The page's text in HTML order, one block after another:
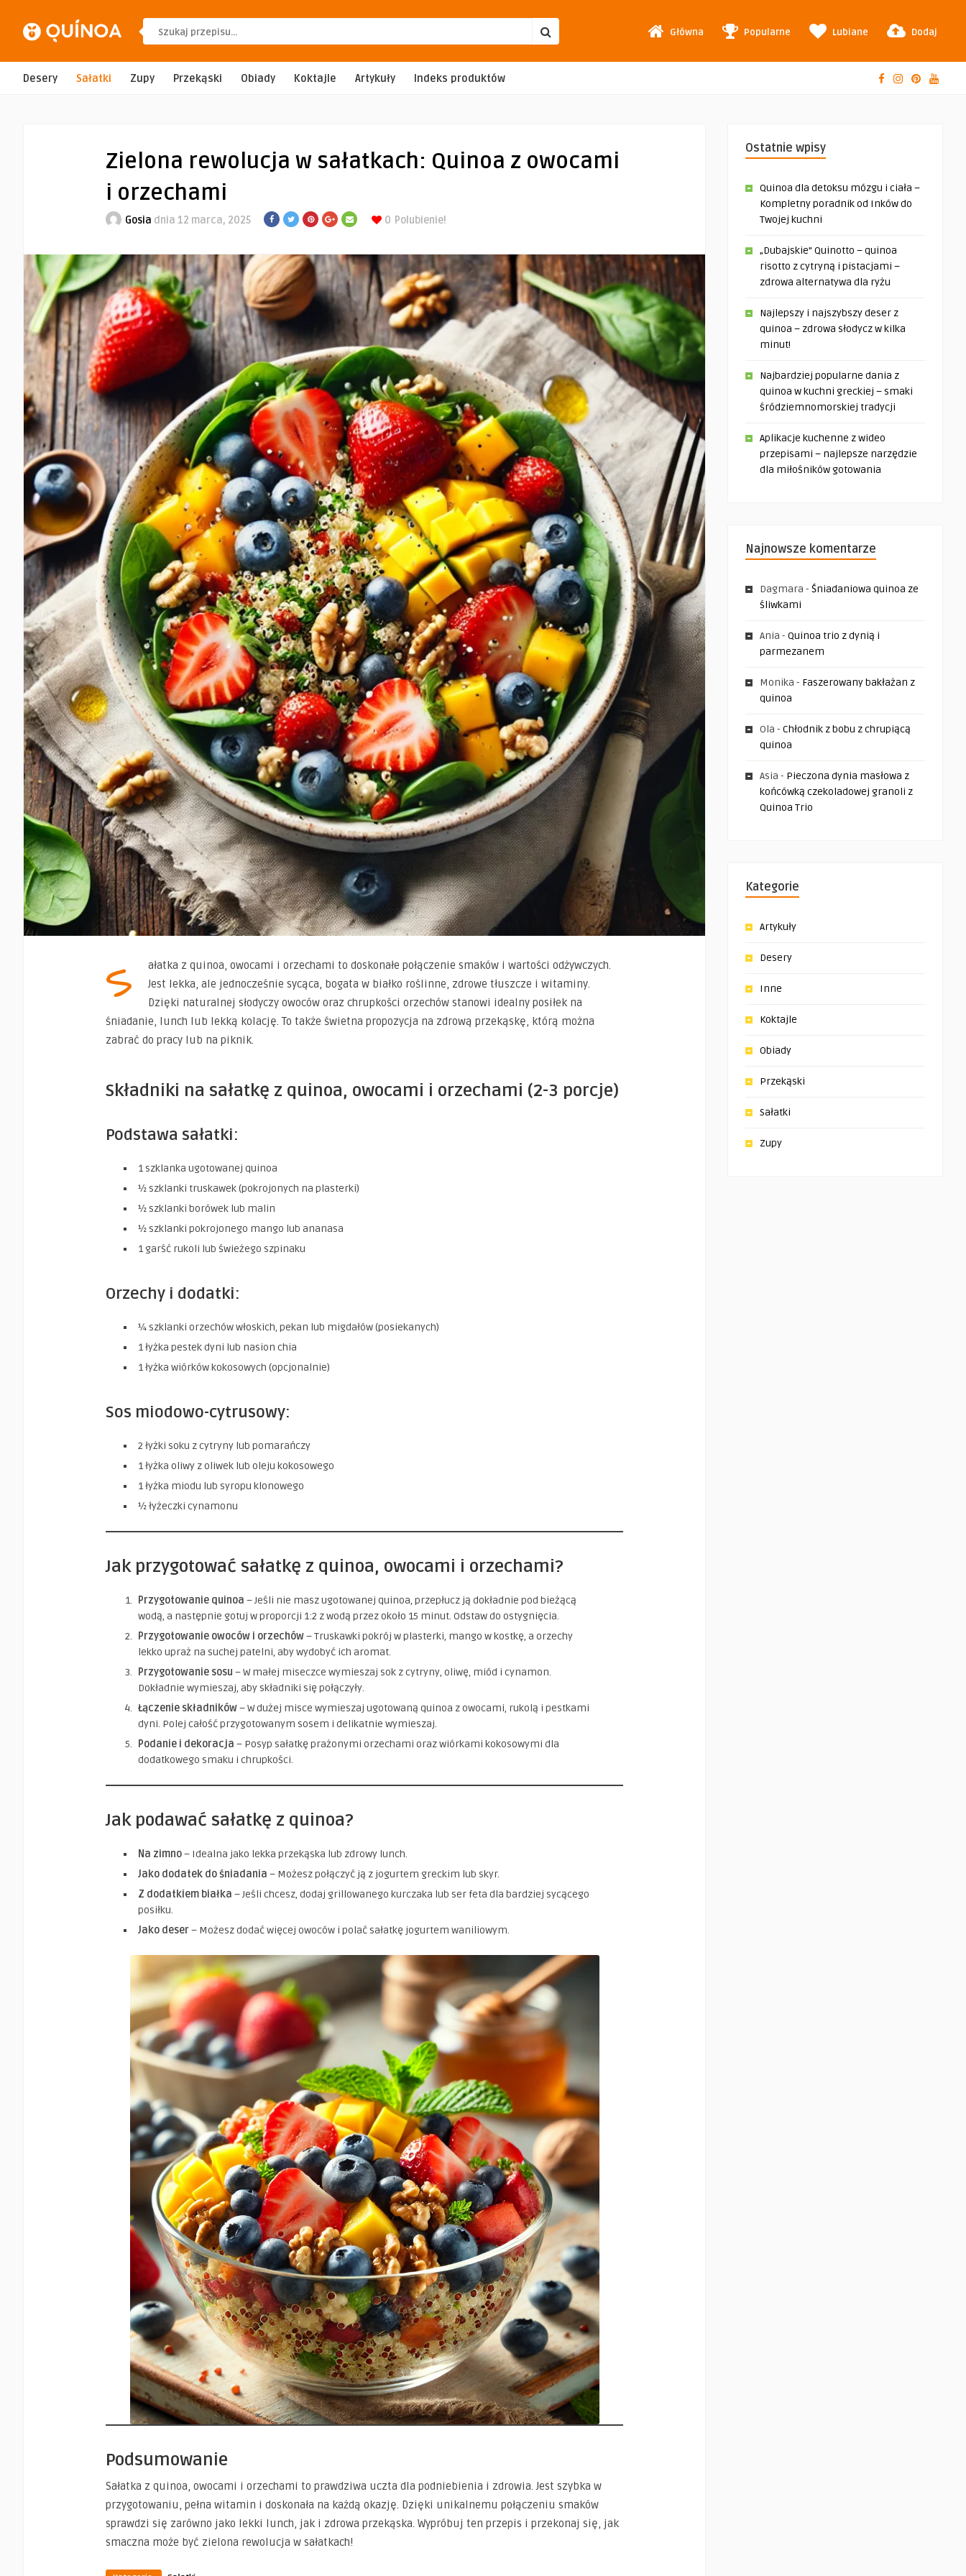
Główna Popularne Lubiane Dodaj
Desery Sałatki Zupy Przekąski Obiady Koktajle Artykuły Indeks produktów
Zielona rewolucja w sałatkach: Quinoa z owocami
i orzechami
Gosia dnia 12 marca, 2025 0 Polubienie!
S
ałatka z quinoa, owocami i orzechami to doskonałe połączenie smaków i wartości odżywczych.
Jest lekka, ale jednocześnie sycąca, bogata w białko roślinne, zdrowe tłuszcze i witaminy.
Dzięki naturalnej słodyczy owoców oraz chrupkości orzechów stanowi idealny posiłek na
śniadanie, lunch lub lekką kolację. To także świetna propozycja na zdrową przekąskę, którą można
zabrać do pracy lub na piknik.
Składniki na sałatkę z quinoa, owocami i orzechami (2-3 porcje)
Podstawa sałatki:
1 szklanka ugotowanej quinoa
½ szklanki truskawek (pokrojonych na plasterki)
½ szklanki borówek lub malin
½ szklanki pokrojonego mango lub ananasa
1 garść rukoli lub świeżego szpinaku
Orzechy i dodatki:
¼ szklanki orzechów włoskich, pekan lub migdałów (posiekanych)
1 łyżka pestek dyni lub nasion chia
1 łyżka wiórków kokosowych (opcjonalnie)
Sos miodowo-cytrusowy:
2 łyżki soku z cytryny lub pomarańczy
1 łyżka oliwy z oliwek lub oleju kokosowego
1 łyżka miodu lub syropu klonowego
½ łyżeczki cynamonu
Jak przygotować sałatkę z quinoa, owocami i orzechami?
Przygotowanie quinoa – Jeśli nie masz ugotowanej quinoa, przepłucz ją dokładnie pod bieżącą
wodą, a następnie gotuj w proporcji 1:2 z wodą przez około 15 minut. Odstaw do ostygnięcia.
Przygotowanie owoców i orzechów– Truskawki pokrój w plasterki, mango w kostkę, a orzechy
lekko upraż na suchej patelni, aby wydobyć ich aromat.
Przygotowanie sosu – W małej miseczce wymieszaj sok z cytryny, oliwę, miód i cynamon.
Dokładnie wymieszaj, aby składniki się połączyły.
Łączenie składników– W dużej misce wymieszaj ugotowaną quinoa z owocami, rukolą i pestkami
dyni. Polej całość przygotowanym sosem i delikatnie wymieszaj.
Podanie i dekoracja – Posyp sałatkę prażonymi orzechami oraz wiórkami kokosowymi dla
dodatkowego smaku i chrupkości.
Jak podawać sałatkę z quinoa?
Na zimno– Idealna jako lekka przekąska lub zdrowy lunch.
Jako dodatek do śniadania – Możesz połączyć ją z jogurtem greckim lub skyr.
Z dodatkiem białka – Jeśli chcesz, dodaj grillowanego kurczaka lub ser feta dla bardziej sycącego
posiłku.
Jako deser– Możesz dodać więcej owoców i polać sałatkę jogurtem waniliowym.
Podsumowanie
Sałatka z quinoa, owocami i orzechami to prawdziwa uczta dla podniebienia i zdrowia. Jest szybka w
przygotowaniu, pełna witamin i doskonała na każdą okazję. Dzięki unikalnemu połączeniu smaków
sprawdzi się zarówno jako lekki lunch, jak i zdrowa przekąska. Wypróbuj ten przepis i przekonaj się, jak
smaczna może być zielona rewolucja w sałatkach!
Ostatnie wpisy
Quinoa dla detoksu mózgu i ciała –
Kompletny poradnik od Inków do
Twojej kuchni
„Dubajskie” Quinotto – quinoa
risotto z cytryną i pistacjami –
zdrowa alternatywa dla ryżu
Najlepszy i najszybszy deser z
quinoa – zdrowa słodycz w kilka
minut!
Najbardziej popularne dania z
quinoa w kuchni greckiej – smaki
śródziemnomorskiej tradycji
Aplikacje kuchenne z wideo
przepisami – najlepsze narzędzie
dla miłośników gotowania
Najnowsze komentarze
Dagmara - Śniadaniowa quinoa ze
śliwkami
Ania - Quinoa trio z dynią i
parmezanem
Monika - Faszerowany bakłażan z
quinoa
Ola - Chłodnik z bobu z chrupiącą
quinoa
Asia - Pieczona dynia masłowa z
końcówką czekoladowej granoli z
Quinoa Trio
Kategorie
Artykuły
Desery
Inne
Koktajle
Obiady
Przekąski
Sałatki
Zupy